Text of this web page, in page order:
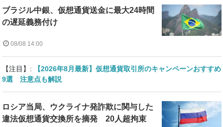
ブラジル中銀、仮想通貨送金に最大24時間
の遅延義務付け
08/08 14:00
【注目】:
【2026年8月最新】仮想通貨取引所のキャンペーンおすすめ
9選 注意点も解説
ロシア当局、ウクライナ発詐欺に関与した
違法仮想通貨交換所を摘発 20人超拘束